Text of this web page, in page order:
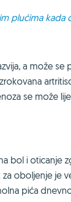
plućima
a može se
se može
bol i oticanje
za oboljenje je
pića